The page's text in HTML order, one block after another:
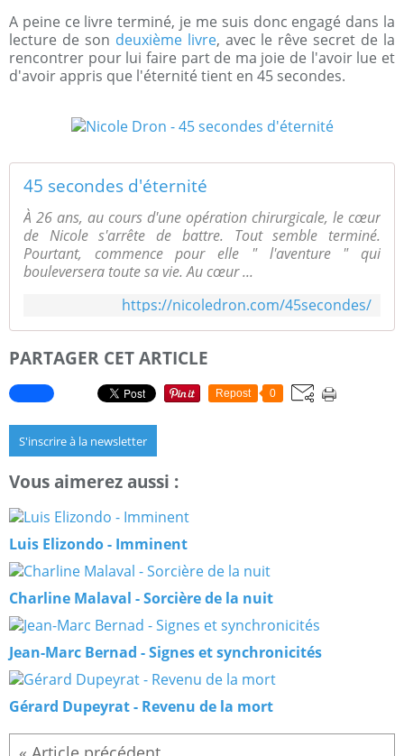
A peine ce livre terminé, je me suis donc engagé dans la
lecture de son deuxième livre, avec le rêve secret de la
rencontrer pour lui faire part de ma joie de l'avoir lue et
d'avoir appris que l'éternité tient en 45 secondes.
45 secondes d'éternité
À 26 ans, au cours d'une opération chirurgicale, le cœur
de Nicole s'arrête de battre. Tout semble terminé.
Pourtant, commence pour elle " l'aventure " qui
bouleversera toute sa vie. Au cœur ...
https://nicoledron.com/45secondes/
PARTAGER CET ARTICLE
Repost 0
S'inscrire à la newsletter
Vous aimerez aussi :
Luis Elizondo - Imminent
Charline Malaval - Sorcière de la nuit
Jean-Marc Bernad - Signes et synchronicités
Gérard Dupeyrat - Revenu de la mort